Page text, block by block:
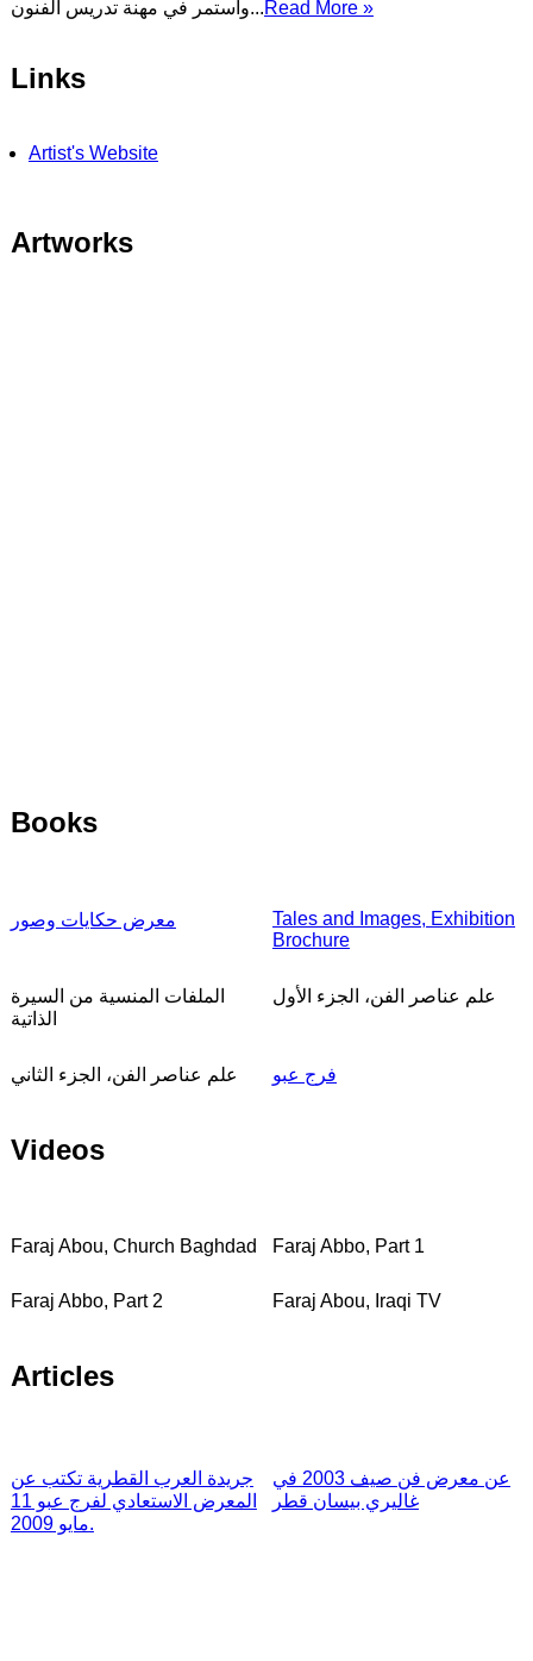
واستمر في مهنة تدريس الفنون...Read More »
Links
Artist's Website
Artworks
Books
معرض حكايات وصور
Tales and Images, Exhibition
Brochure
الملفات المنسية من السيرة
الذاتية
علم عناصر الفن، الجزء الأول
علم عناصر الفن، الجزء الثاني فرج عبو
Videos
Faraj Abou, Church Baghdad Faraj Abbo, Part 1
Faraj Abbo, Part 2 Faraj Abou, Iraqi TV
Articles
جريدة العرب القطرية تكتب عن
المعرض الاستعادي لفرج عبو 11
مايو 2009.
عن معرض فن صيف 2003 في
غاليري بيسان قطر